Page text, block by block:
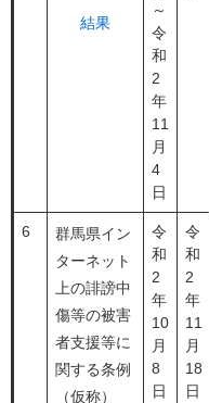
結果
～
令
和
2
年
11
月
4
日
6
群馬県イン
ターネット
上の誹謗中
傷等の被害
者支援等に
関する条例
（仮称）
令
和
2
年
10
月
8
日
令
和
2
年
11
月
18
日